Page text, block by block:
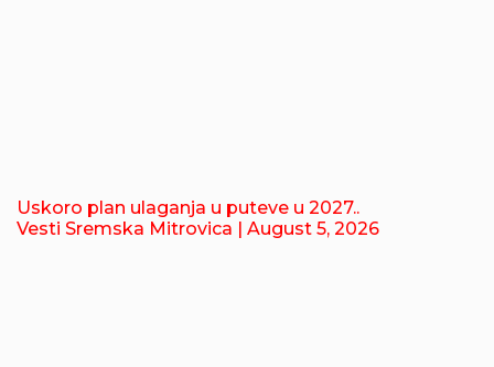
Uskoro plan ulaganja u puteve u 2027..
Vesti Sremska Mitrovica | August 5, 2026